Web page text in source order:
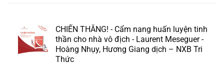
CHIẾN THẮNG! - Cẩm nang huấn luyện tinh
thần cho nhà vô địch - Laurent Meseguer -
Hoàng Nhụy, Hương Giang dịch – NXB Tri
Thức